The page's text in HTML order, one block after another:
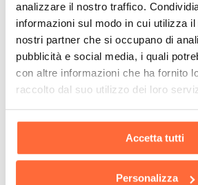
analizzare il nostro traffico.
informazioni sul modo in cui utilizza
nostri partner che si occupano di
pubblicità e social media, i quali
con altre informazioni che ha fornito
raccolto dal suo utilizzo dei loro
Accetta tutti
Personalizza